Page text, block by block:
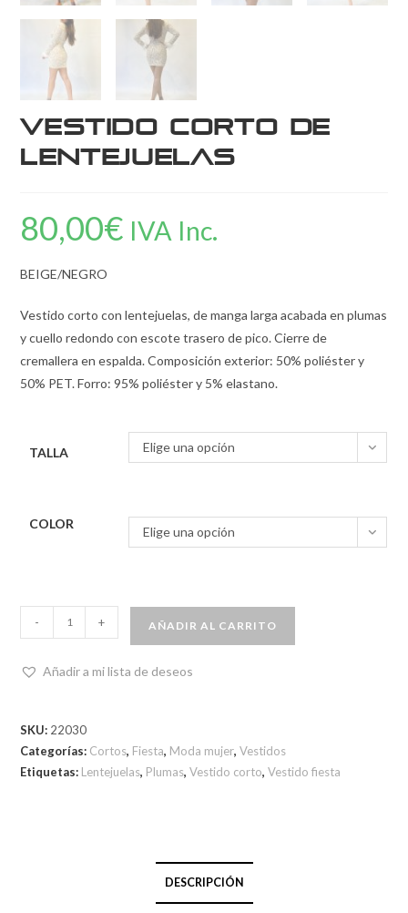
Vestido Corto de
Lentejuelas
80,00€ IVA Inc.
BEIGE/NEGRO
Vestido corto con lentejuelas, de manga larga acabada en plumas
y cuello redondo con escote trasero de pico. Cierre de
cremallera en espalda. Composición exterior: 50% poliéster y
50% PET. Forro: 95% poliéster y 5% elastano.
TALLA Elige una opción
COLOR
Elige una opción
- + AÑADIR AL CARRITO
Añadir a mi lista de deseos
SKU: 22030
Categorías: Cortos, Fiesta, Moda mujer,Vestidos
Etiquetas: Lentejuelas, Plumas,Vestido corto,Vestido fiesta
DESCRIPCIÓN